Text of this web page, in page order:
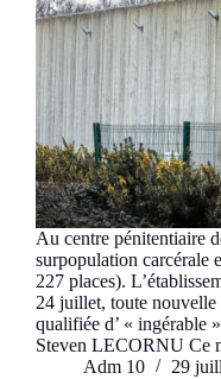
Au centre pénitentiaire
surpopulation carcérale
227 places).
24 juillet, toute
qualifiée d’ « ingérable
Steven LECORNU Ce
Adm 10
29